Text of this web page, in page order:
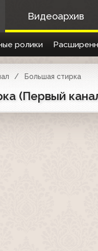
Видеоархив
ролики
Большая стирка
(Первый